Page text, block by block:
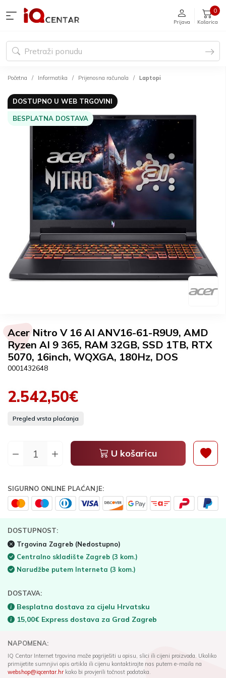
Prijava Košarica
0
Početna Informatika Prijenosna računala Laptopi
DOSTUPNO U WEB TRGOVINI
BESPLATNA DOSTAVA
Acer Nitro V 16 AI ANV16-61-R9U9, AMD
Ryzen AI 9 365, RAM 32GB, SSD 1TB, RTX
5070, 16inch, WQXGA, 180Hz, DOS
0001432648
2.542,50€
Pregled vrsta plaćanja
U košaricu
SIGURNO ONLINE PLAĆANJE:
DOSTUPNOST:
Trgovina Zagreb (Nedostupno)
Centralno skladište Zagreb (3 kom.)
Narudžbe putem Interneta (3 kom.)
DOSTAVA:
Besplatna dostava za cijelu Hrvatsku
15,00€ Express dostava za Grad Zagreb
NAPOMENA:
IQ Centar Internet trgovina može pogriješiti u opisu, slici ili cijeni proizvoda. Ukoliko
primijetite sumnjivi opis artikla ili cijenu kontaktirajte nas putem e-maila na
webshop@iqcentar.hrkako bi provjerili točnost podataka.